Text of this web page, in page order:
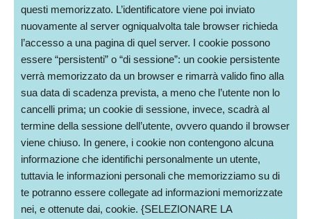
questi memorizzato. L’identificatore viene poi inviato
nuovamente al server ogniqualvolta tale browser richieda
l’accesso a una pagina di quel server. I cookie possono
essere “persistenti” o “di sessione”: un cookie persistente
verrà memorizzato da un browser e rimarrà valido fino alla
sua data di scadenza prevista, a meno che l’utente non lo
cancelli prima; un cookie di sessione, invece, scadrà al
termine della sessione dell’utente, ovvero quando il browser
viene chiuso. In genere, i cookie non contengono alcuna
informazione che identifichi personalmente un utente,
tuttavia le informazioni personali che memorizziamo su di
te potranno essere collegate ad informazioni memorizzate
nei, e ottenute dai, cookie. {SELEZIONARE LA